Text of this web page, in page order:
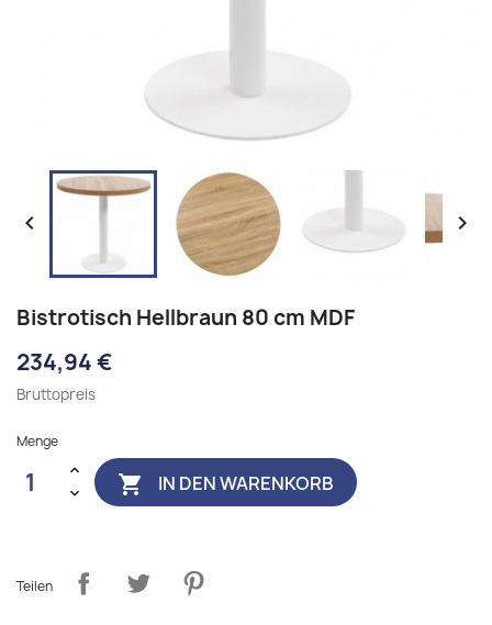
 
Bistrotisch Hellbraun 80 cm MDF
234,94 €
Bruttopreis
Menge
 IN DEN WARENKORB
Teilen